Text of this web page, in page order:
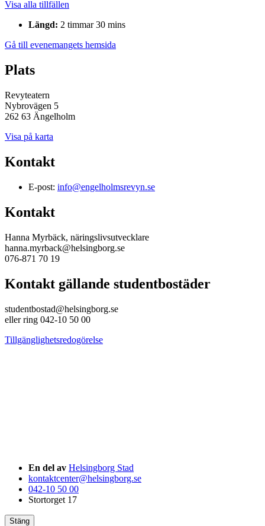
Visa alla tillfällen
Längd: 2 timmar 30 mins
Gå till evenemangets hemsida
Plats
Revyteatern
Nybrovägen 5
262 63 Ängelholm
Visa på karta
Kontakt
E-post: info@engelholmsrevyn.se
Kontakt
Hanna Myrbäck, näringslivsutvecklare
hanna.myrback@helsingborg.se
076-871 70 19
Kontakt gällande studentbostäder
studentbostad@helsingborg.se
eller ring 042-10 50 00
Tillgänglighetsredogörelse
En del av Helsingborg Stad
kontaktcenter@helsingborg.se
042-10 50 00
Stortorget 17
Stäng